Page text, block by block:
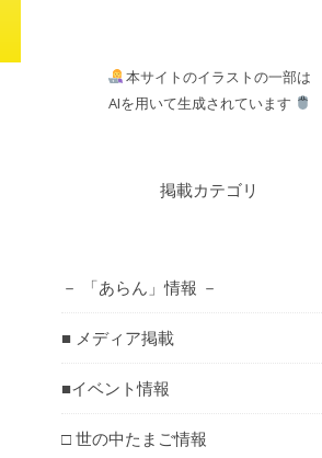
本サイトのイラストの一部は
AIを用いて生成されています
掲載カテゴリ
－ 「あらん」情報 －
■ メディア掲載
■イベント情報
□ 世の中たまご情報